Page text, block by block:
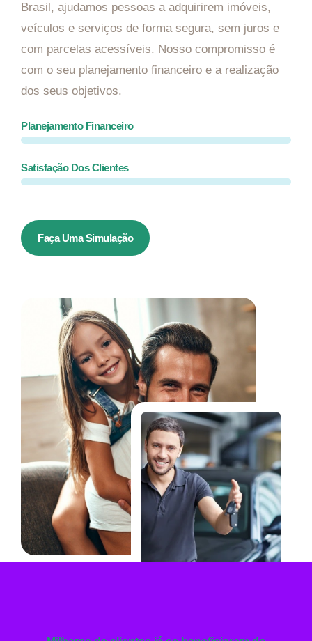
Brasil, ajudamos pessoas a adquirirem imóveis,
veículos e serviços de forma segura, sem juros e
com parcelas acessíveis. Nosso compromisso é
com o seu planejamento financeiro e a realização
dos seus objetivos.
Planejamento Financeiro
Satisfação Dos Clientes
Faça Uma Simulação